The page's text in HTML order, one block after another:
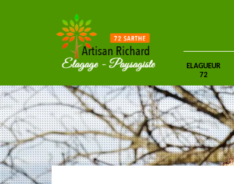
ELAGUEUR
72